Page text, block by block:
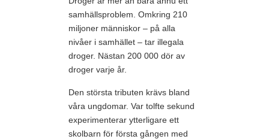
samhällsproblem. Omkring 210
miljoner människor – på alla
nivåer i samhället – tar illegala
droger. Nästan 200 000 dör av
droger varje år.
Den största tributen krävs bland
våra ungdomar. Var tolfte sekund
experimenterar ytterligare ett
skolbarn för första gången med